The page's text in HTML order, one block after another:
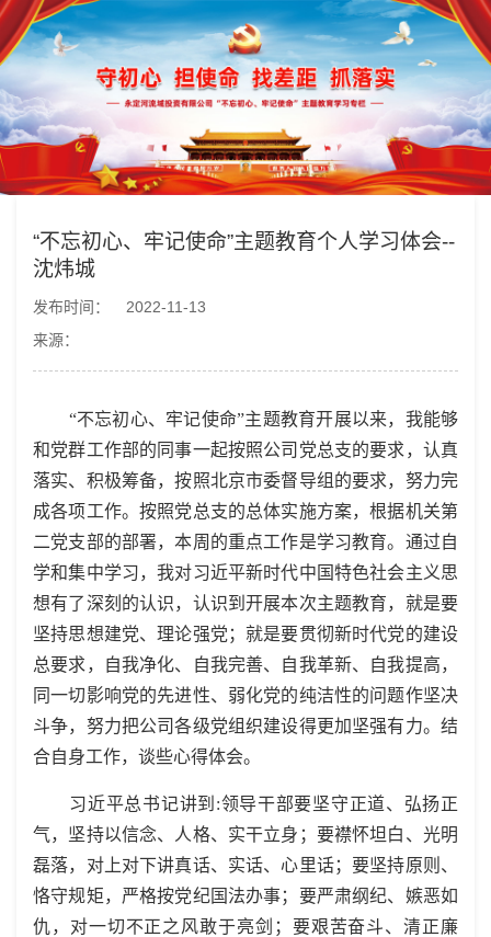
“不忘初心、牢记使命”主题教育个人学习体会--
沈炜城
发布时间：
2022-11-13
来源：
“不忘初心、牢记使命”主题教育开展以来，我能够
和党群工作部的同事一起按照公司党总支的要求，认真
落实、积极筹备，按照北京市委督导组的要求，努力完
成各项工作。按照党总支的总体实施方案，根据机关第
二党支部的部署，本周的重点工作是学习教育。通过自
学和集中学习，我对习近平新时代中国特色社会主义思
想有了深刻的认识，认识到开展本次主题教育，就是要
坚持思想建党、理论强党；就是要贯彻新时代党的建设
总要求，自我净化、自我完善、自我革新、自我提高，
同一切影响党的先进性、弱化党的纯洁性的问题作坚决
斗争，努力把公司各级党组织建设得更加坚强有力。结
合自身工作，谈些心得体会。
习近平总书记讲到:领导干部要坚守正道、弘扬正
气，坚持以信念、人格、实干立身；要襟怀坦白、光明
磊落，对上对下讲真话、实话、心里话；要坚持原则、
恪守规矩，严格按党纪国法办事；要严肃纲纪、嫉恶如
仇，对一切不正之风敢于亮剑；要艰苦奋斗、清正廉